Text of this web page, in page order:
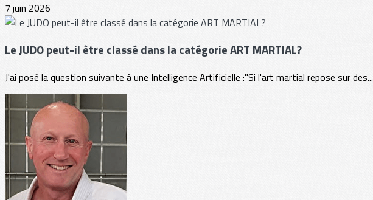
7 juin 2026
Le JUDO peut-il être classé dans la catégorie ART MARTIAL?
J'ai posé la question suivante à une Intelligence Artificielle :"Si l'art martial repose sur des...